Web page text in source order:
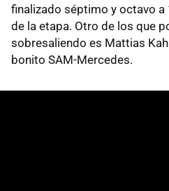
finalizado séptimo y octavo
de la etapa. Otro de los que
sobresaliendo es Mattias
bonito SAM-Mercedes.